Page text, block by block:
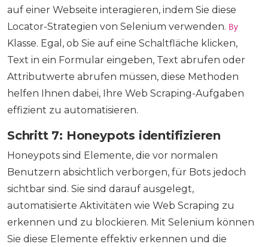
auf einer Webseite interagieren, indem Sie diese
Locator-Strategien von Selenium verwenden. By
Klasse. Egal, ob Sie auf eine Schaltfläche klicken,
Text in ein Formular eingeben, Text abrufen oder
Attributwerte abrufen müssen, diese Methoden
helfen Ihnen dabei, Ihre Web Scraping-Aufgaben
effizient zu automatisieren.
Schritt 7: Honeypots identifizieren
Honeypots sind Elemente, die vor normalen
Benutzern absichtlich verborgen, für Bots jedoch
sichtbar sind. Sie sind darauf ausgelegt,
automatisierte Aktivitäten wie Web Scraping zu
erkennen und zu blockieren. Mit Selenium können
Sie diese Elemente effektiv erkennen und die